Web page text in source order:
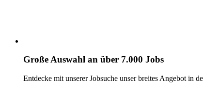
Große Auswahl an über 7.000 Jobs
Entdecke mit unserer Jobsuche unser breites Angebot in